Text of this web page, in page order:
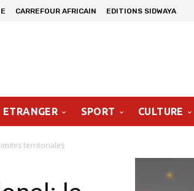
CARREFOUR AFRICAIN EDITIONS SIDWAYA
ETRANGER SPORT CULTURE
territoriales